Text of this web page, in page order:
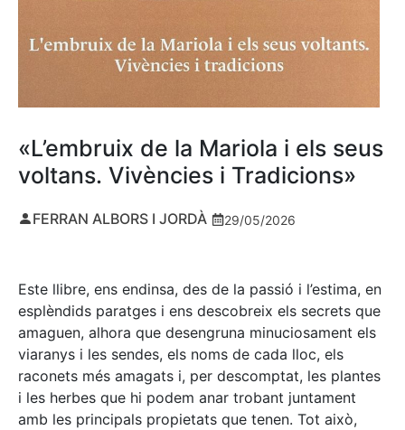
«L’embruix de la Mariola i els seus
voltans. Vivències i Tradicions»
FERRAN ALBORS I JORDÀ 29/05/2026
Este llibre, ens endinsa, des de la passió i l’estima, en
esplèndids paratges i ens descobreix els secrets que
amaguen, alhora que desengruna minuciosament els
viaranys i les sendes, els noms de cada lloc, els
raconets més amagats i, per descomptat, les plantes
i les herbes que hi podem anar trobant juntament
amb les principals propietats que tenen. Tot això,